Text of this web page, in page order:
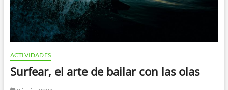
ACTIVIDADES
Surfear, el arte de bailar con las olas